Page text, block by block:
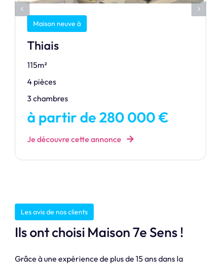
Maison neuve à
Thiais
115m²
4 pièces
3 chambres
à partir de 280 000 €
Je découvre cette annonce
Les avis de nos clients
Ils ont choisi Maison 7e Sens !
Grâce à une expérience de plus de 15 ans dans la